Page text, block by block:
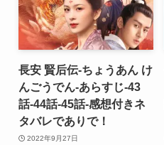
長安 賢后伝-ちょうあん け
んごうでん-あらすじ-43
話-44話-45話-感想付きネ
タバレでありで！
2022年9月27日